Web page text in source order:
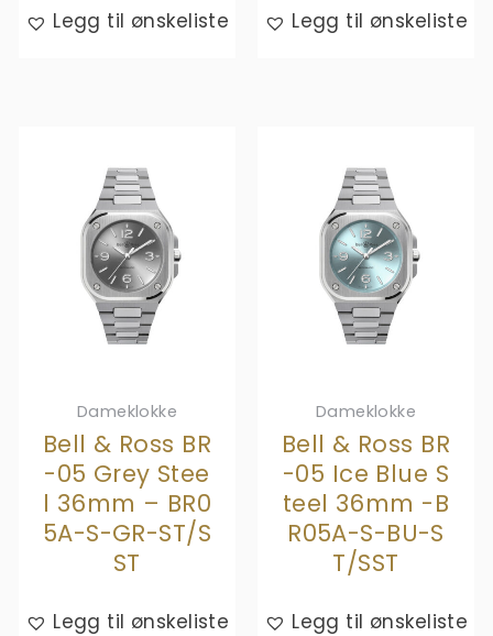
Legg til ønskeliste Legg til ønskeliste
Dameklokke
Bell & Ross BR
-05 Grey Stee
l 36mm – BR0
5A-S-GR-ST/S
ST
Legg til ønskeliste
Dameklokke
Bell & Ross BR
-05 Ice Blue S
teel 36mm -B
R05A-S-BU-S
T/SST
Legg til ønskeliste